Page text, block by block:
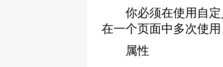
你必须在使用自定
在一个页面中多次使
属性